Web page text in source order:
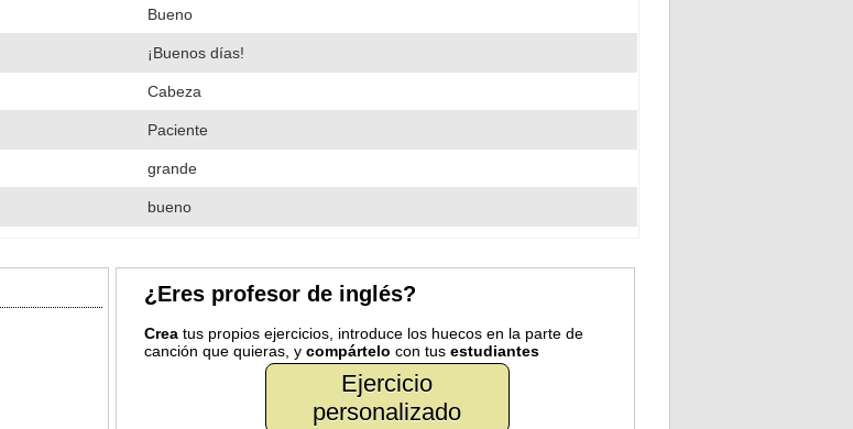
Bueno
¡Buenos días!
Cabeza
Paciente
grande
bueno
¿Eres profesor de inglés?
Creatus propios ejercicios, introduce los huecos en la parte de
canción que quieras, y compártelo con tus estudiantes
Ejercicio
personalizado